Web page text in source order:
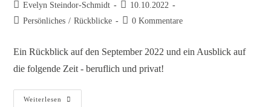
Evelyn Steindor-Schmidt
10.10.2022
Persönliches / Rückblicke 0 Kommentare
Ein Rückblick auf den September 2022 und ein Ausblick auf
die folgende Zeit - beruflich und privat!
Weiterlesen